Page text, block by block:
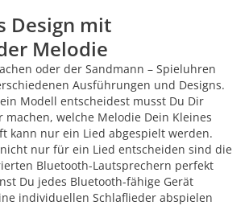
Design mit
Melodie
oder der Sandmann – Spieluhren
Ausführungen und Designs.
Modell entscheidest musst Du Dir
machen, welche Melodie Dein Kleines
kann nur ein Lied abgespielt werden.
nur für ein Lied entscheiden sind die
Bluetooth-Lautsprechern perfekt
Du jedes Bluetooth-fähige Gerät
individuellen Schlaflieder abspielen